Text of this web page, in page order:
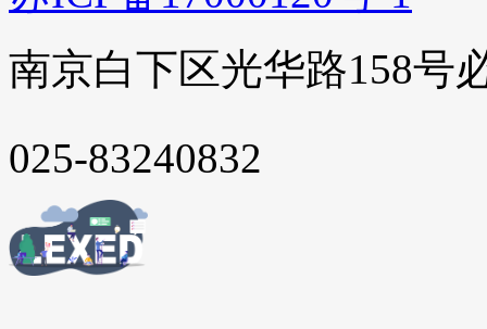
南京白下区光华路158号
025-83240832